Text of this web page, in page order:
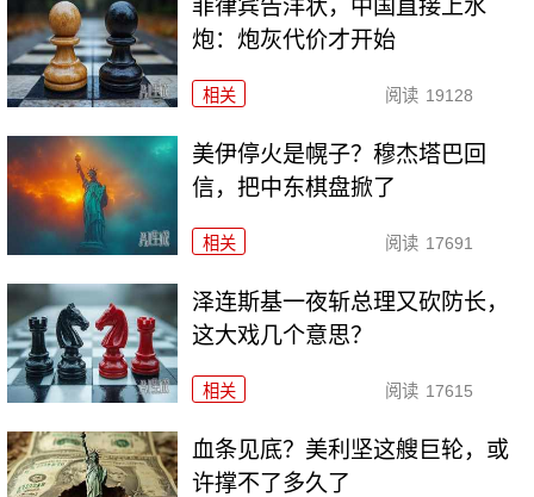
菲律宾告洋状，中国直接上水
炮：炮灰代价才开始
相关 阅读 19128
美伊停火是幌子？穆杰塔巴回
信，把中东棋盘掀了
相关 阅读 17691
泽连斯基一夜斩总理又砍防长，
这大戏几个意思？
相关 阅读 17615
血条见底？美利坚这艘巨轮，或
许撑不了多久了